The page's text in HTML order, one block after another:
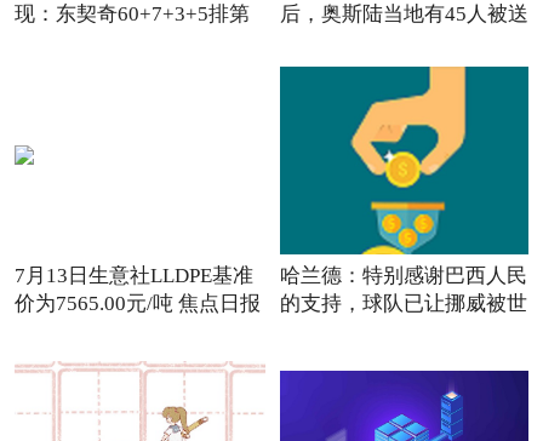
现：东契奇60+7+3+5排第
后，奥斯陆当地有45人被送
7月13日生意社LLDPE基准
价为7565.00元/吨 焦点日报
哈兰德：特别感谢巴西人民
的支持，球队已让挪威被世